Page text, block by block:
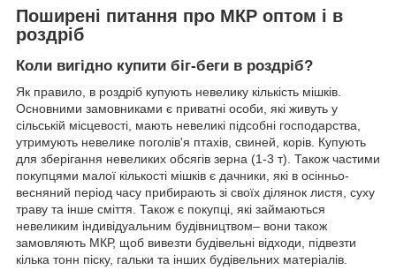
Поширені питання про МКР оптом і в
роздріб
Коли вигідно купити біг-беги в роздріб?
Як правило, в роздріб купують невелику кількість мішків.
Основними замовниками є приватні особи, які живуть у
сільській місцевості, мають невеликі підсобні господарства,
утримують невелике поголів'я птахів, свиней, корів. Купують
для зберігання невеликих обсягів зерна (1-3 т). Також частими
покупцями малої кількості мішків є дачники, які в осінньо-
весняний період часу прибирають зі своїх ділянок листя, суху
траву та інше сміття. Також є покупці, які займаються
невеликим індивідуальним будівництвом– вони також
замовляють МКР, щоб вивезти будівельні відходи, підвезти
кілька тонн піску, гальки та інших будівельних матеріалів.